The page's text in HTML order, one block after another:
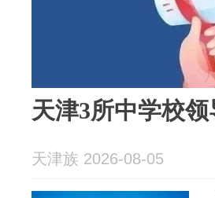
天津3所中学校领
天津族 2026-08-05